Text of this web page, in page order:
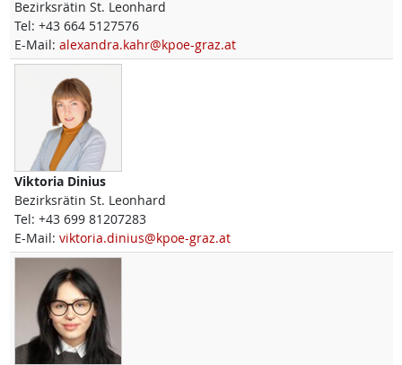
Bezirksrätin St. Leonhard
Tel: +43 664 5127576
E-Mail: alexandra.kahr@kpoe-graz.at
Viktoria Dinius
Bezirksrätin St. Leonhard
Tel: +43 699 81207283
E-Mail: viktoria.dinius@kpoe-graz.at